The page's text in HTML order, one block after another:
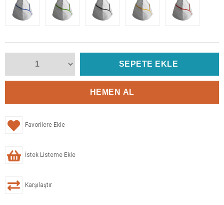
Favorilere Ekle
İstek Listeme Ekle
Karşılaştır